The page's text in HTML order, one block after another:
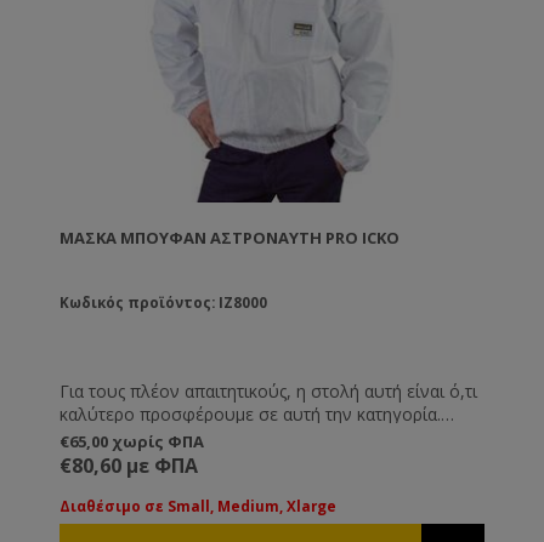
ΜΆΣΚΑ ΜΠΟΥΦΆΝ ΑΣΤΡΟΝΑΎΤΗ PRO ICKO
Κωδικός προϊόντος: IZ8000
Για τους πλέον απαιτητικούς, η στολή αυτή είναι ό,τι
καλύτερο προσφέρουμε σε αυτή την κατηγορία.
Εξαιρετικό υλικό και ράψιμο ποιότητας. 100%
βαμβάκι, δροσερό και ανθεκτικό ύφασμα, λάστιχα
στα άκρα και πολλές τσέπες. Για όσους απαιτούν το
καλύτερο.
€65,00 χωρίς ΦΠΑ
€80,60 με ΦΠΑ
Διαθέσιμο σε Small, Medium, Xlarge